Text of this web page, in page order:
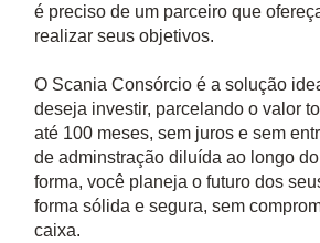
é preciso de um parceiro que
realizar seus objetivos.
O Scania Consórcio é a solução
deseja investir, parcelando o valor
até 100 meses, sem juros e sem
de adminstração diluída ao longo
forma, você planeja o futuro dos
forma sólida e segura, sem
caixa.